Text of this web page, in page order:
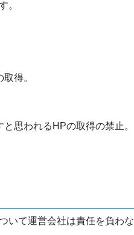
。
得。
思われるHPの取得の禁止。
いて運営会社は責任を負わな